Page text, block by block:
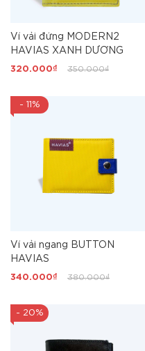
Ví vải đứng MODERN2
HAVIAS XANH DƯƠNG
320.000₫ 350.000₫
- 11%
Ví vải ngang BUTTON
HAVIAS
340.000₫ 380.000₫
- 20%